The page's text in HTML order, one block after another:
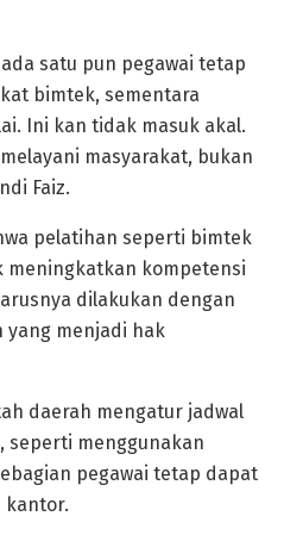
satu pun pegawai tetap
bimtek, sementara
Ini kan tidak masuk akal.
masyarakat, bukan
Faiz.
pelatihan seperti bimtek
meningkatkan kompetensi
dilakukan dengan
yang menjadi hak
daerah mengatur jadwal
seperti menggunakan
pegawai tetap dapat
kantor.